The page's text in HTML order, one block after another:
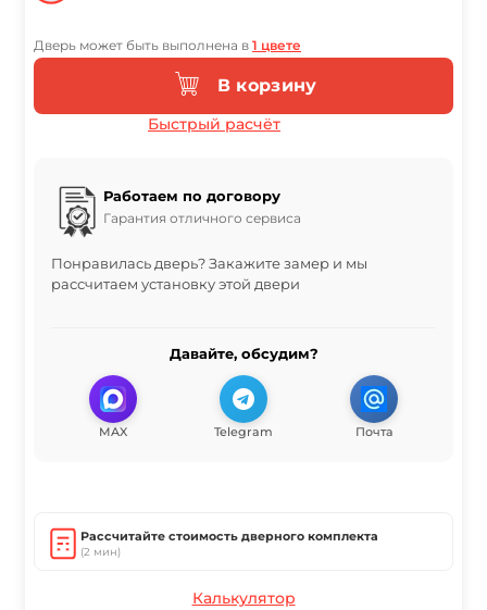
Дверь может быть выполнена в 1 цвете
В корзину
Быстрый расчёт
Работаем по договору
Гарантия отличного сервиса
Понравилась дверь? Закажите замер и мы
рассчитаем установку этой двери
Давайте, обсудим?
MAX Telegram Почта
Рассчитайте стоимость дверного комплекта
(2 мин)
Калькулятор